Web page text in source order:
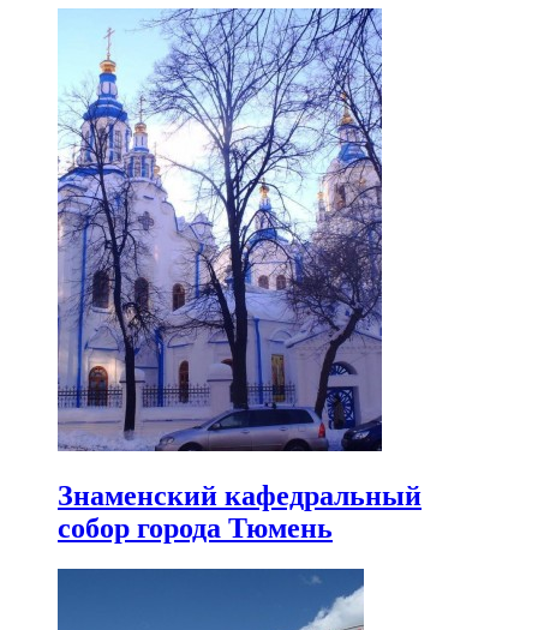
Знаменский кафедральный
собор города Тюмень